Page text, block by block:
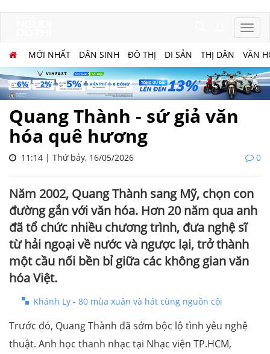
MỚI NHẤT DÂN SINH ĐÔ THỊ DI SẢN THỊ DÂN VĂN
Quang Thành - sứ giả văn
hóa quê hương
11:14 | Thứ bảy, 16/05/2026 0
Năm 2002, Quang Thành sang Mỹ, chọn con
đường gắn với văn hóa. Hơn 20 năm qua anh
đã tổ chức nhiều chương trình, đưa nghệ sĩ
từ hải ngoại về nước và ngược lại, trở thành
một cầu nối bền bỉ giữa các không gian văn
hóa Việt.
Khánh Ly - 80 mùa xuân và hát cùng nguồn cội
Trước đó, Quang Thành đã sớm bộc lộ tình yêu nghệ
thuật. Anh học thanh nhạc tại Nhạc viện TP.HCM,